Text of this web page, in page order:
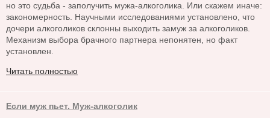
но это судьба - заполучить мужа-алкоголика. Или скажем иначе:
закономерность. Научными исследованиями установлено, что
дочери алкоголиков склонны выходить замуж за алкоголиков.
Механизм выбора брачного партнера непонятен, но факт
установлен.
Читать полностью
Если муж пьет. Муж-алкоголик